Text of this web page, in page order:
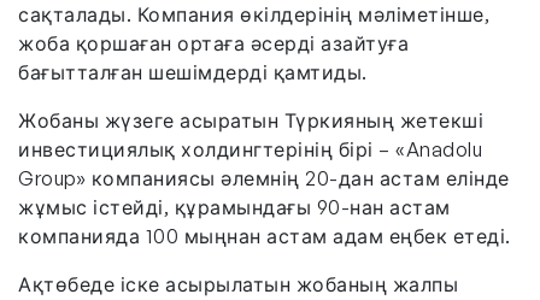
сақталады. Компания өкілдерінің мәліметінше,
жоба қоршаған ортаға әсерді азайтуға
бағытталған шешімдерді қамтиды.
Жобаны жүзеге асыратын Түркияның жетекші
инвестициялық холдингтерінің бірі – «Anadolu
Group» компаниясы әлемнің 20-дан астам елінде
жұмыс істейді, құрамындағы 90-нан астам
компанияда 100 мыңнан астам адам еңбек етеді.
Ақтөбеде іске асырылатын жобаның жалпы